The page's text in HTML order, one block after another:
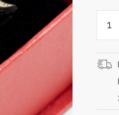
|
Spinki
do